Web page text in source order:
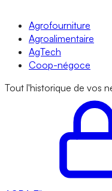
Agrofourniture
Agroalimentaire
AgTech
Coop-négoce
Tout l'historique de vos